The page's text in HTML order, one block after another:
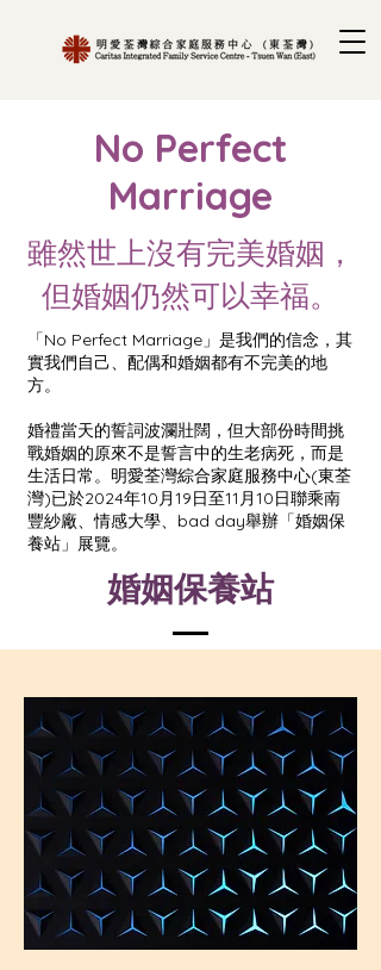
No Perfect
Marriage
雖然世上沒有完美婚姻，
但婚姻仍然可以幸福。
「No Perfect Marriage」是我們的信念，其
實我們自己、配偶和婚姻都有不完美的地
方。
婚禮當天的誓詞波瀾壯闊，但大部份時間挑
戰婚姻的原來不是誓言中的生老病死，而是
生活日常。明愛荃灣綜合家庭服務中心(東荃
灣)已於2024年10月19日至11月10日聯乘南
豐紗廠、情感大學、bad day舉辦「婚姻保
養站」展覽。
​婚姻保養站